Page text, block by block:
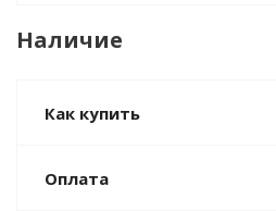
Наличие
Как купить
Оплата